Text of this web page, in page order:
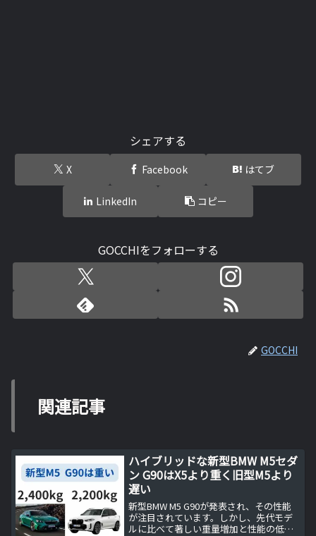
シェアする
X Facebook はてブ
LinkedIn コピー
GOCCHIをフォローする
GOCCHI
関連記事
ハイブリッドな新型BMW M5セダ
ン G90はX5より重く旧型M5より
遅い
新型BMW M5 G90が発表され、その性能
が注目されています。しかし、先代モデ
ルに比べて著しい重量増加と性能の低下